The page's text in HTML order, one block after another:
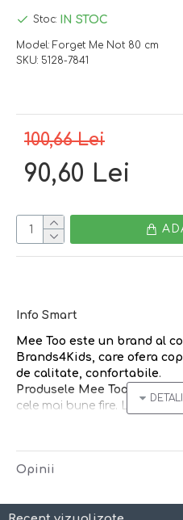
100,66 Lei
90,60 Lei
Stoc: IN STOC
Model: Forget Me Not 80 cm
SKU: 5128-7841
Info Smart
Mee Too este un brand al
Brands4Kids, care ofera
de calitate, confortabile.
Produsele Mee Too din lana
cele mai bune fire. Lana
Hainele din lanasunt
datorita modului unic prin
constanta. Lana este in
Opinii